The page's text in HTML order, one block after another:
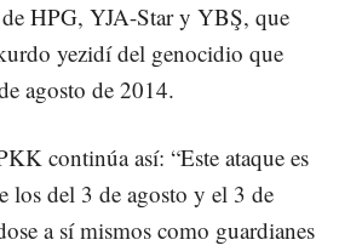
HPG, YJA-Star y YBŞ, que
yezidí del genocidio que
agosto de 2014.
continúa así: “Este ataque es
los del 3 de agosto y el 3 de
a sí mismos como guardianes